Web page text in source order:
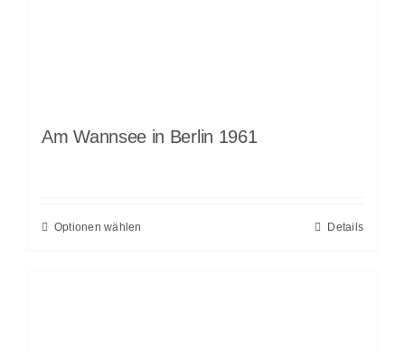
Am Wannsee in Berlin 1961
Optionen wählen Details